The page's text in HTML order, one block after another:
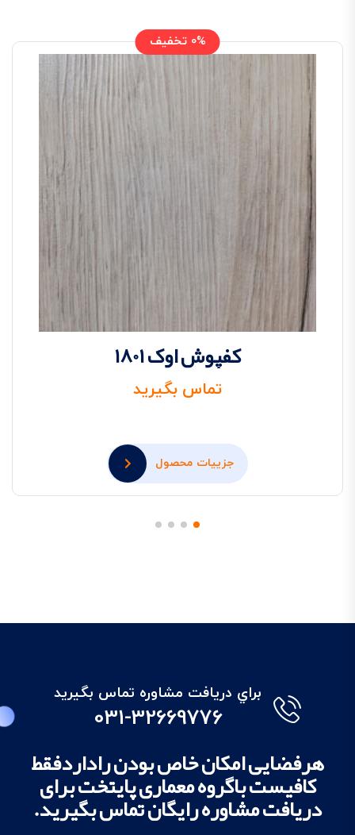
0% تخفیف
کفپوش اوک 1801
تماس بگیرید
جزییات محصول
براي دريافت مشاوره تماس بگيريد
031-32669776
هرفضایی امکان خاص بودن راداردفقط
کافیست باگروه معماری پایتخت برای
دریافت مشاوره رایگان تماس بگیرید.